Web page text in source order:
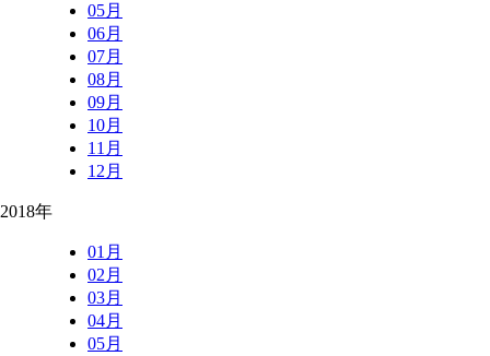
05月
06月
07月
08月
09月
10月
11月
12月
2018年
01月
02月
03月
04月
05月